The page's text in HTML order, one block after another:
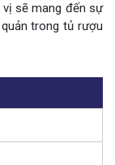
sẽ mang đến sự
trong tủ rượu